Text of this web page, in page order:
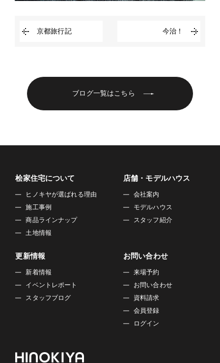
京都旅行記 今治！
ブログ一覧はこちら
桧家住宅について
ヒノキヤが選ばれる理由
施工事例
商品ラインナップ
土地情報
店舗・モデルハウス
会社案内
モデルハウス
スタッフ紹介
更新情報
新着情報
イベントレポート
スタッフブログ
お問い合わせ
来場予約
お問い合わせ
資料請求
会員登録
ログイン